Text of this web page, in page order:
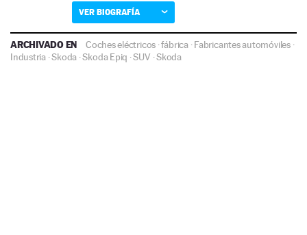
VER BIOGRAFÍA
ARCHIVADO EN Coches eléctricos ·fábrica·Fabricantes automóviles·
Industria·Skoda ·Skoda Epiq ·SUV ·Skoda